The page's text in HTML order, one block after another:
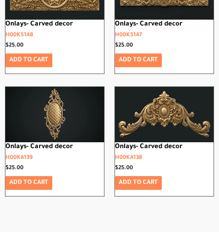
Onlays- Carved decor
H00KS148
$25.00
ADD TO CART
Onlays- Carved decor
H00KS147
$25.00
ADD TO CART
Onlays- Carved decor
H00KA139
$25.00
ADD TO CART
Onlays- Carved decor
H00KA138
$25.00
ADD TO CART